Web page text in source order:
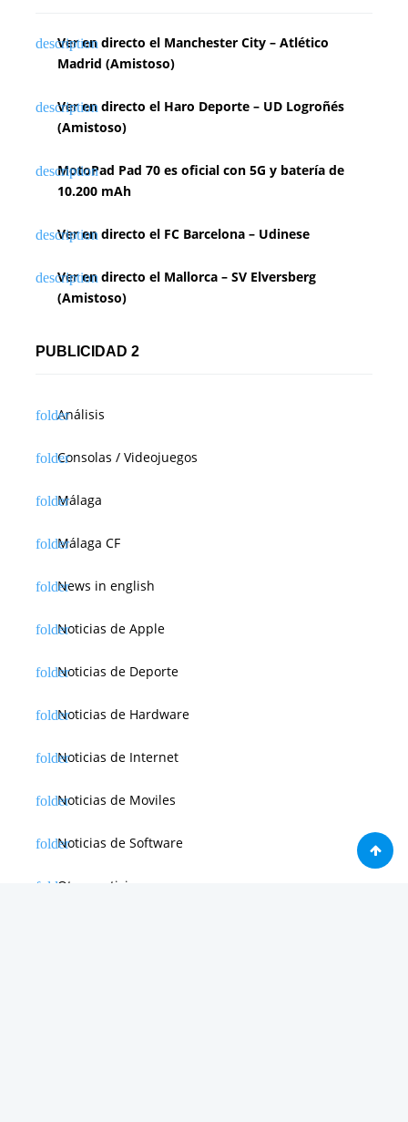
Ver en directo el Manchester City – Atlético
Madrid (Amistoso)
Ver en directo el Haro Deporte – UD Logroñés
(Amistoso)
MotoPad Pad 70 es oficial con 5G y batería de
10.200 mAh
Ver en directo el FC Barcelona – Udinese
Ver en directo el Mallorca – SV Elversberg
(Amistoso)
PUBLICIDAD 2
Análisis
Consolas / Videojuegos
Málaga
Málaga CF
News in english
Noticias de Apple
Noticias de Deporte
Noticias de Hardware
Noticias de Internet
Noticias de Moviles
Noticias de Software
Otras noticias